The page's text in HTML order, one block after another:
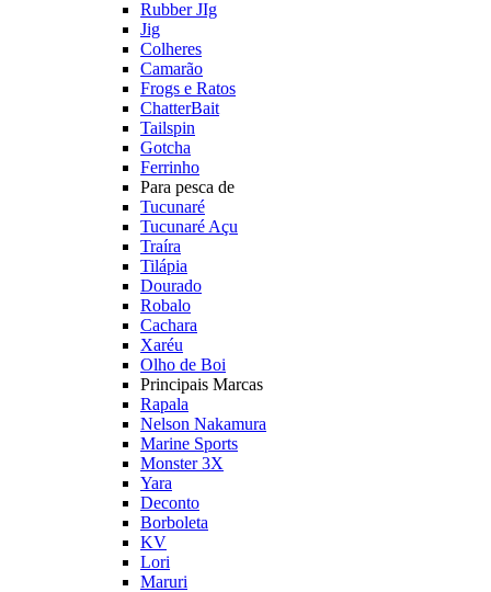
Rubber JIg
Jig
Colheres
Camarão
Frogs e Ratos
ChatterBait
Tailspin
Gotcha
Ferrinho
Para pesca de
Tucunaré
Tucunaré Açu
Traíra
Tilápia
Dourado
Robalo
Cachara
Xaréu
Olho de Boi
Principais Marcas
Rapala
Nelson Nakamura
Marine Sports
Monster 3X
Yara
Deconto
Borboleta
KV
Lori
Maruri